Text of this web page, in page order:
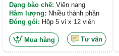
Dạng bào chế: Viên nang
Hàm lượng: Nhiều thành phần
Đóng gói: Hộp 5 vỉ x 12 viên
Mua hàng Tư vấn